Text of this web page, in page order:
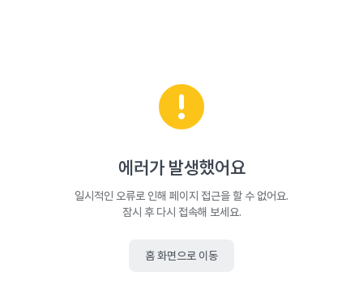
에러가 발생했어요
일시적인 오류로 인해 페이지 접근을 할 수 없어요.
잠시 후 다시 접속해 보세요.
홈 화면으로 이동